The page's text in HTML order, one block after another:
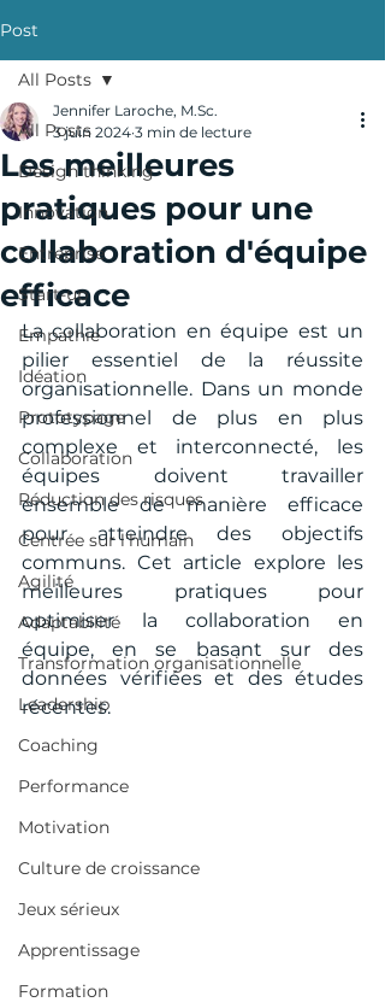
Post
All Posts
Design thinking
Innovation
Entreprise
Start-up
Empathie
Idéation
Prototypage
Collaboration
Réduction des risques
Centrée sur l'humain
Agilité
Adaptabilité
Transformation organisationnelle
Leadership
Coaching
Performance
Motivation
Culture de croissance
Jeux sérieux
Apprentissage
Formation
All Posts
Les meilleures
pratiques pour une
collaboration d'équipe
efficace
Jennifer Laroche, M.Sc.
3 juin 2024 3 min de lecture
La collaboration en équipe est un
pilier essentiel de la réussite
organisationnelle. Dans un monde
professionnel de plus en plus
complexe et interconnecté, les
équipes doivent travailler
ensemble de manière efficace
pour atteindre des objectifs
communs. Cet article explore les
meilleures pratiques pour
optimiser la collaboration en
équipe, en se basant sur des
données vérifiées et des études
récentes.